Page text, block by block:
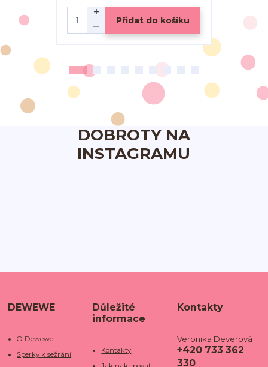
Přidat do košíku
DOBROTY NA
INSTAGRAMU
DEWEWE
O Dewewe
Šperky k sežrání
Důležité
informace
Kontakty
Kontakty
Veronika Deverová
+420 733 362
330